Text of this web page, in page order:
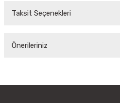
Taksit Seçenekleri
Önerileriniz
iletebilirsiniz.